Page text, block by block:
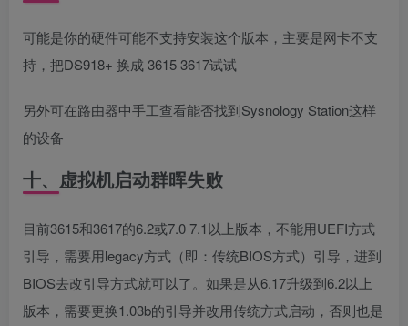
可能是你的硬件可能不支持安装这个版本，主要是网卡不支
持，把DS918+ 换成 3615 3617试试
另外可在路由器中手工查看能否找到Sysnology Station这样
的设备
十、虚拟机启动群晖失败
目前3615和3617的6.2或7.0 7.1以上版本，不能用UEFI方式
引导，需要用legacy方式（即：传统BIOS方式）引导，进到
BIOS去改引导方式就可以了。如果是从6.17升级到6.2以上
版本，需要更换1.03b的引导并改用传统方式启动，否则也是